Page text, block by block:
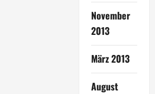
November
2013
März 2013
August